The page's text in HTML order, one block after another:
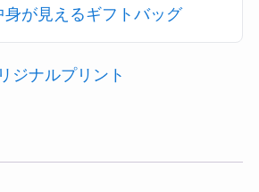
身が見えるギフトバッグ
ジナルプリント